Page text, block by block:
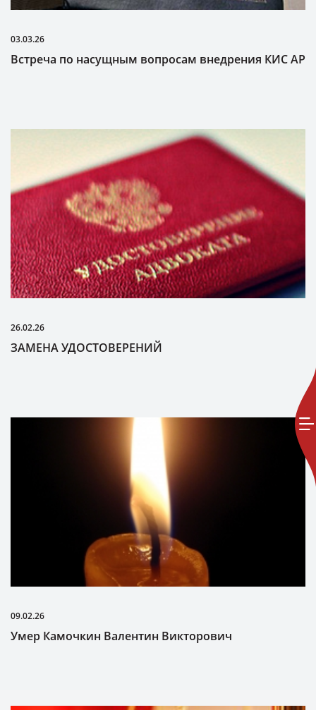
03.03.26
Встреча по насущным вопросам внедрения КИС АР
26.02.26
ЗАМЕНА УДОСТОВЕРЕНИЙ
09.02.26
Умер Камочкин Валентин Викторович